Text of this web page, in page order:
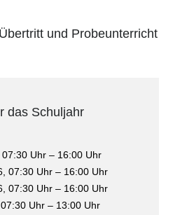
und Probeunterricht
das Schuljahr
Uhr – 16:00 Uhr
07:30 Uhr – 16:00 Uhr
07:30 Uhr – 16:00 Uhr
Uhr – 13:00 Uhr